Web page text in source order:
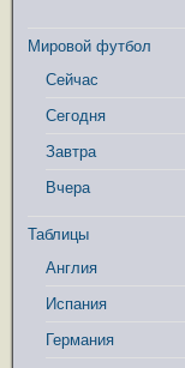
Мировой футбол
Сейчас
Сегодня
Завтра
Вчера
Таблицы
Англия
Испания
Германия